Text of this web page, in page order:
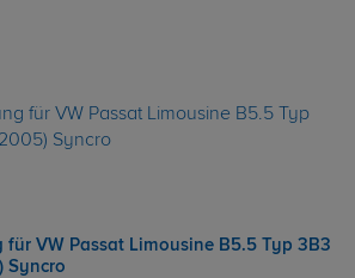
VW Passat Limousine B5.5 Typ 3B3
Syncro